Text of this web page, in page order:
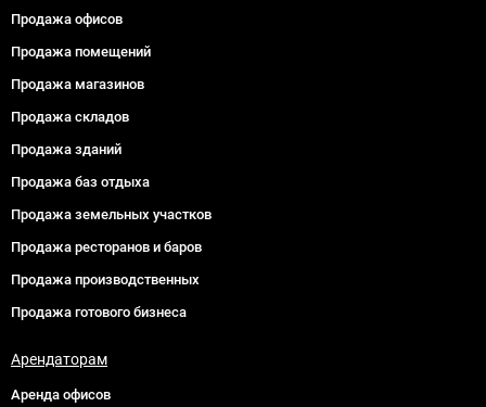
Продажа офисов
Продажа помещений
Продажа магазинов
Продажа складов
Продажа зданий
Продажа баз отдыха
Продажа земельных участков
Продажа ресторанов и баров
Продажа производственных
Продажа готового бизнеса
Арендаторам
Аренда офисов